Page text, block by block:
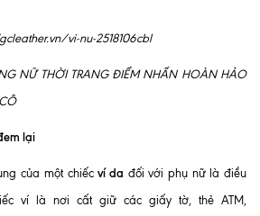
vi-nu-2518106cbl
NỮ THỜI TRANG ĐIỂM NHẤN HOÀN HẢO
lại
của một chiếcví da đối với phụ nữ là điều
ví là nơi cất giữ các giấy tờ, thẻ ATM,